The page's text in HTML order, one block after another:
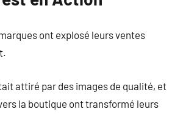
ont explosé leurs ventes
attiré par des images de qualité, et
la boutique ont transformé leurs